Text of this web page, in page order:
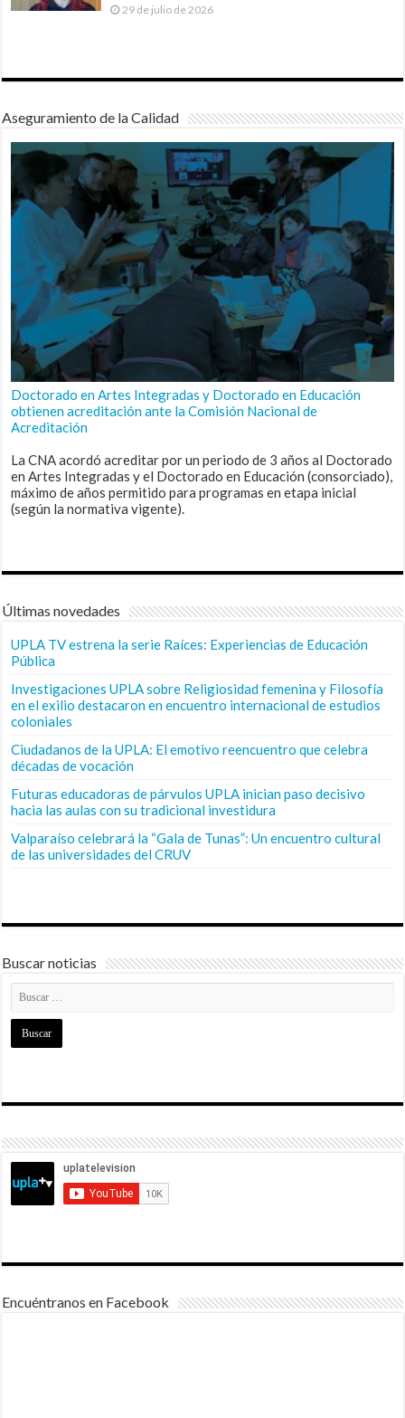
29 de julio de 2026
Aseguramiento de la Calidad
Doctorado en Artes Integradas y Doctorado en Educación
obtienen acreditación ante la Comisión Nacional de
Acreditación
La CNA acordó acreditar por un periodo de 3 años al Doctorado
en Artes Integradas y el Doctorado en Educación (consorciado),
máximo de años permitido para programas en etapa inicial
(según la normativa vigente).
Últimas novedades
UPLA TV estrena la serie Raíces: Experiencias de Educación
Pública
Investigaciones UPLA sobre Religiosidad femenina y Filosofía
en el exilio destacaron en encuentro internacional de estudios
coloniales
Ciudadanos de la UPLA: El emotivo reencuentro que celebra
décadas de vocación
Futuras educadoras de párvulos UPLA inician paso decisivo
hacia las aulas con su tradicional investidura
Valparaíso celebrará la “Gala de Tunas”: Un encuentro cultural
de las universidades del CRUV
Buscar noticias
Encuéntranos en Facebook